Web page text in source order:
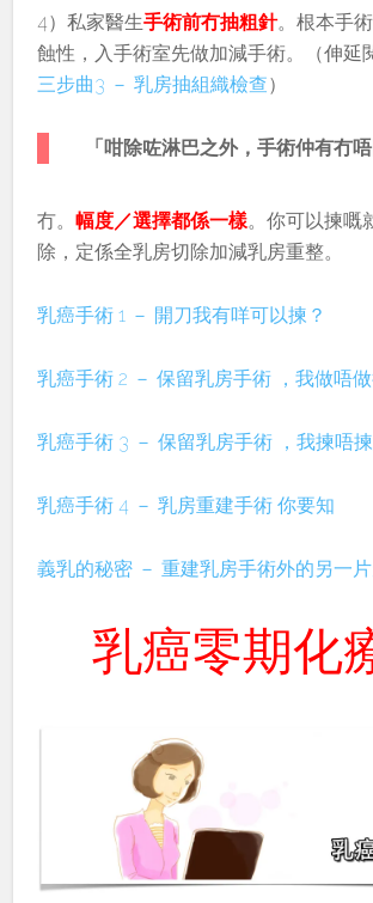
4）私家醫生手術前冇抽粗針。根本手
蝕性，入手術室先做加減手術。（伸延
三步曲3 － 乳房抽組織檢查）
「咁除咗淋巴之外，手術仲有冇唔
冇。幅度／選擇都係一樣。你可以揀嘅
除，定係全乳房切除加減乳房重整。
乳癌手術 1 － 開刀我有咩可以揀？
乳癌手術 2 － 保留乳房手術 ，我做唔做
乳癌手術 3 － 保留乳房手術 ，我揀唔
乳癌手術 4 － 乳房重建手術 你要知
義乳的秘密 － 重建乳房手術外的另一
乳癌零期化